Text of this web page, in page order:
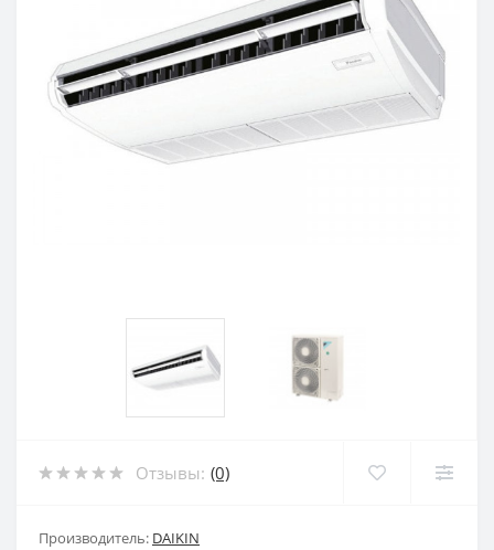
Отзывы: (0)
Производитель: DAIKIN